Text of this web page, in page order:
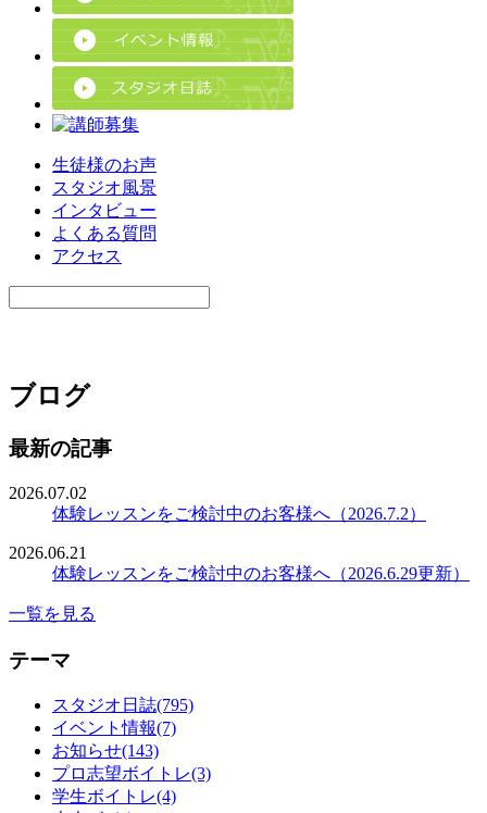
生徒様のお声
スタジオ風景
インタビュー
よくある質問
アクセス
ブログ
最新の記事
2026.07.02
体験レッスンをご検討中のお客様へ（2026.7.2）
2026.06.21
体験レッスンをご検討中のお客様へ（2026.6.29更新）
一覧を見る
テーマ
スタジオ日誌(795)
イベント情報(7)
お知らせ(143)
プロ志望ボイトレ(3)
学生ボイトレ(4)